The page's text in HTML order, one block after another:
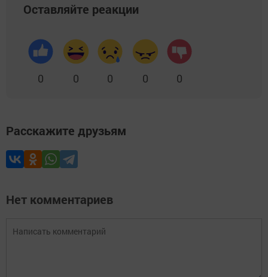
Оставляйте реакции
0 0 0 0 0
Расскажите друзьям
Нет комментариев